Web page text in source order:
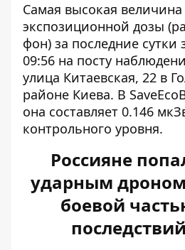
Самая высокая
экспозиционной дозы
фон) за последние сутки
09:56 на посту
улица Китаевская, 22 в
районе Киева. В
она составляет 0.146
контрольного уровня.
Россияне
ударным
боевой